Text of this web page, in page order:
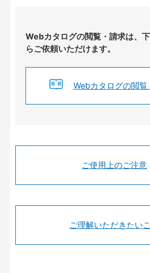
Webカタログの閲覧・請求は、
らご依頼いただけます。
Webカタログの閲覧
ご使用上のご注意
ご理解いただきたい